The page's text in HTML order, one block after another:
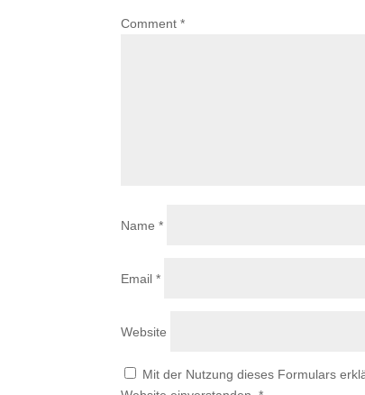
Comment*
Name*
Email*
Website
Mit der Nutzung dieses Formulars